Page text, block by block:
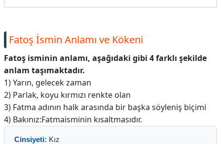
Fatoş İsmin Anlamı ve Kökeni
Fatoş isminin anlamı, aşağıdaki gibi 4 farklı şekilde
anlam taşımaktadır.
1) Yarın, gelecek zaman
2) Parlak, koyu kırmızı renkte olan
3) Fatma adının halk arasında bir başka söyleniş biçimi
4) Bakınız:Fatmaisminin kısaltmasıdır.
Cinsiyeti: Kız